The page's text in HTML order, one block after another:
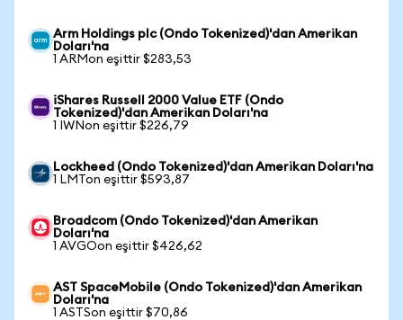
Arm Holdings plc (Ondo Tokenized)'dan Amerikan
Doları'na
1 ARMon eşittir $283,53
iShares Russell 2000 Value ETF (Ondo
Tokenized)'dan Amerikan Doları'na
1 IWNon eşittir $226,79
Lockheed (Ondo Tokenized)'dan Amerikan Doları'na
1 LMTon eşittir $593,87
Broadcom (Ondo Tokenized)'dan Amerikan
Doları'na
1 AVGOon eşittir $426,62
AST SpaceMobile (Ondo Tokenized)'dan Amerikan
Doları'na
1 ASTSon eşittir $70,86